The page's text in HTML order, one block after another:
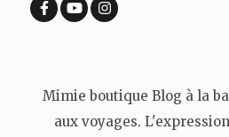
Mimie boutique Blog à la
aux voyages.